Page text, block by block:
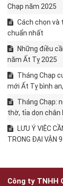
Chạp năm 2025
Cách chọn và
chuẩn nhất
Những điều
năm Ất Tỵ 2025
Tháng Chạp
mới Ất Tỵ bình
Tháng Chạp:
thờ, tỉa dọn chân
LƯU Ý VIỆC
TRONG ĐẠI VẬN
Công ty TNHH